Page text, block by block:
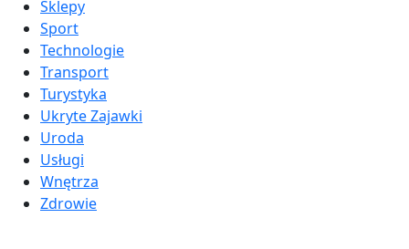
Sklepy
Sport
Technologie
Transport
Turystyka
Ukryte Zajawki
Uroda
Usługi
Wnętrza
Zdrowie